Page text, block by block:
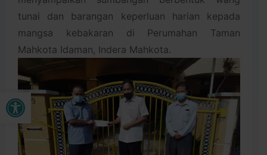
Open toolbar
tunai dan barangan keperluan harian kepada
mangsa kebakaran di Perumahan Taman
Mahkota Idaman, Indera Mahkota.